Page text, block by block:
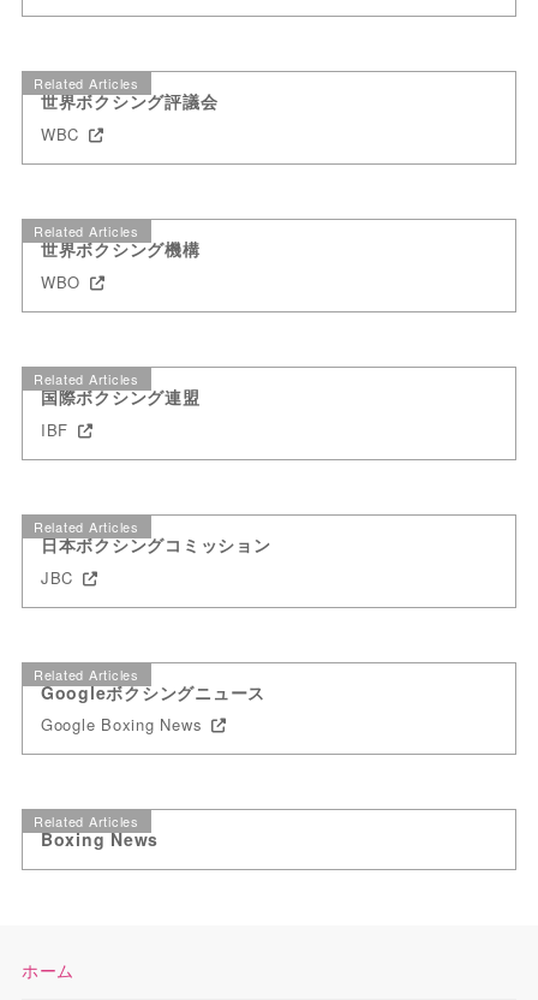
Related Articles
世界ボクシング評議会
WBC
Related Articles
世界ボクシング機構
WBO
Related Articles
国際ボクシング連盟
IBF
Related Articles
日本ボクシングコミッション
JBC
Related Articles
Googleボクシングニュース
Google Boxing News
Related Articles
Boxing News
ホーム